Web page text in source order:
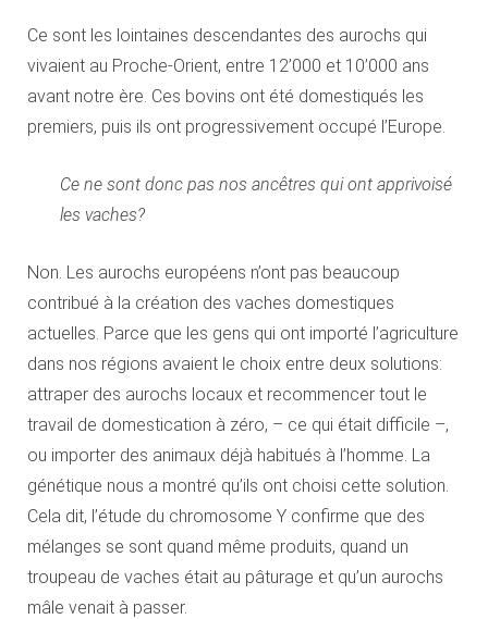
Ce sont les lointaines descendantes des aurochs qui
vivaient au Proche-Orient, entre 12’000 et 10’000 ans
avant notre ère. Ces bovins ont été domestiqués les
premiers, puis ils ont progressivement occupé l’Europe.
Ce ne sont donc pas nos ancêtres qui ont apprivoisé
les vaches?
Non. Les aurochs européens n’ont pas beaucoup
contribué à la création des vaches domestiques
actuelles. Parce que les gens qui ont importé l’agriculture
dans nos régions avaient le choix entre deux solutions:
attraper des aurochs locaux et recommencer tout le
travail de domestication à zéro, – ce qui était difficile –,
ou importer des animaux déjà habitués à l’homme. La
génétique nous a montré qu’ils ont choisi cette solution.
Cela dit, l’étude du chromosome Y confirme que des
mélanges se sont quand même produits, quand un
troupeau de vaches était au pâturage et qu’un aurochs
mâle venait à passer.